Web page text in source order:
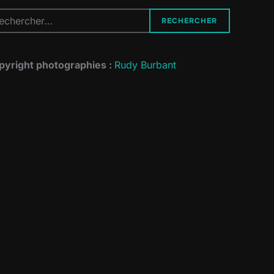
:
RECHERCHER
photographies : Rudy Burbant